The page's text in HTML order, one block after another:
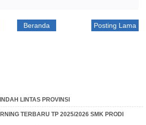
Posting Lama
Beranda
LINTAS PROVINSI
TERBARU TP 2025/2026 SMK PRODI